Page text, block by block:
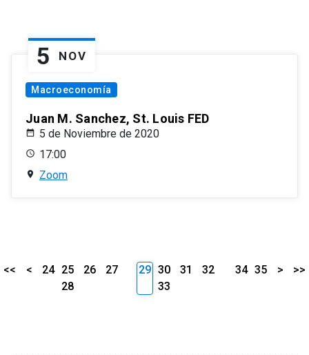
5 NOV
Macroeconomía
Juan M. Sanchez, St. Louis FED
5 de Noviembre de 2020
17:00
Zoom
<< < 24 25 26
27
28
29 30 31
32
33
34 35 > >>